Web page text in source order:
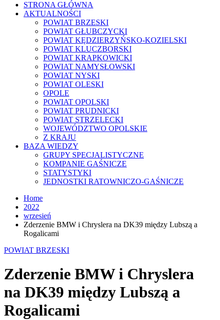
STRONA GŁÓWNA
AKTUALNOŚCI
POWIAT BRZESKI
POWIAT GŁUBCZYCKI
POWIAT KĘDZIERZYŃSKO-KOZIELSKI
POWIAT KLUCZBORSKI
POWIAT KRAPKOWICKI
POWIAT NAMYSŁOWSKI
POWIAT NYSKI
POWIAT OLESKI
OPOLE
POWIAT OPOLSKI
POWIAT PRUDNICKI
POWIAT STRZELECKI
WOJEWÓDZTWO OPOLSKIE
Z KRAJU
BAZA WIEDZY
GRUPY SPECJALISTYCZNE
KOMPANIE GAŚNICZE
STATYSTYKI
JEDNOSTKI RATOWNICZO-GAŚNICZE
Home
2022
wrzesień
Zderzenie BMW i Chryslera na DK39 między Lubszą a
Rogalicami
POWIAT BRZESKI
Zderzenie BMW i Chryslera
na DK39 między Lubszą a
Rogalicami